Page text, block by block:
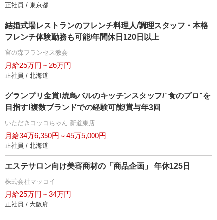
正社員 / 東京都
結婚式場レストランのフレンチ料理人/調理スタッフ・本格
フレンチ体験勤務も可能/年間休日120日以上
宮の森フランセス教会
月給25万円～26万円
正社員 / 北海道
グランプリ金賞!焼鳥バルのキッチンスタッフ/“食のプロ”を
目指す!複数ブランドでの経験可能/賞与年3回
いただきコッコちゃん 新道東店
月給34万6,350円～45万5,000円
正社員 / 北海道
エステサロン向け美容商材の「商品企画」 年休125日
株式会社マッコイ
月給25万円～34万円
正社員 / 大阪府